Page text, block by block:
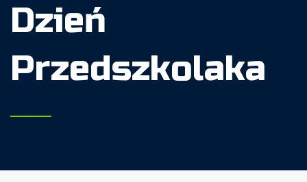
Dzień
Przedszkolaka